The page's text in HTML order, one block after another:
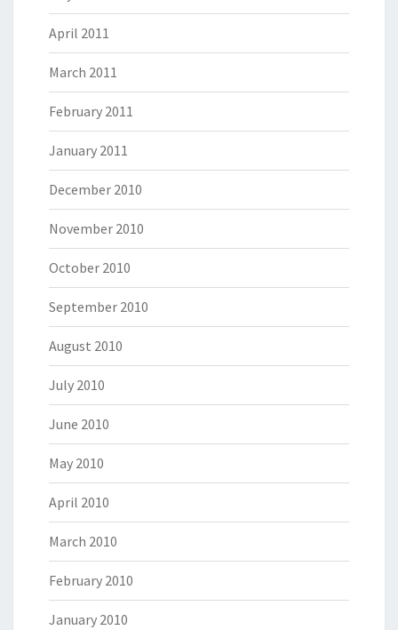
April 2011
March 2011
February 2011
January 2011
December 2010
November 2010
October 2010
September 2010
August 2010
July 2010
June 2010
May 2010
April 2010
March 2010
February 2010
January 2010